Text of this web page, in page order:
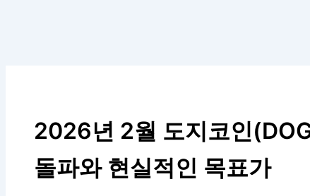
2026년 2월 도지코인
돌파와 현실적인 목표가